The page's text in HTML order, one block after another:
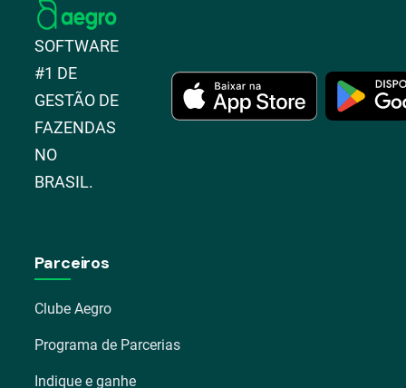
SOFTWARE
#1 DE
GESTÃO DE
FAZENDAS
NO
BRASIL.
Parceiros
Clube Aegro
Programa de Parcerias
Indique e ganhe